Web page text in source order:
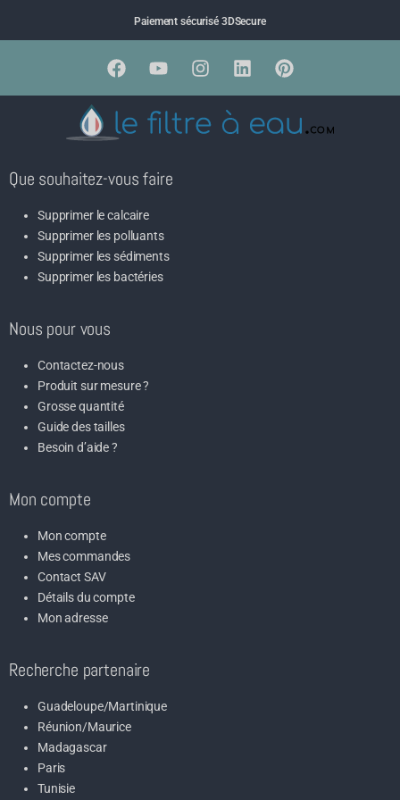
Paiement sécurisé 3DSecure
Que souhaitez-vous faire
Supprimer le calcaire
Supprimer les polluants
Supprimer les sédiments
Supprimer les bactéries
Nous pour vous
Contactez-nous
Produit sur mesure ?
Grosse quantité
Guide des tailles
Besoin d’aide ?
Mon compte
Mon compte
Mes commandes
Contact SAV
Détails du compte
Mon adresse
Recherche partenaire
Guadeloupe/Martinique
Réunion/Maurice
Madagascar
Paris
Tunisie